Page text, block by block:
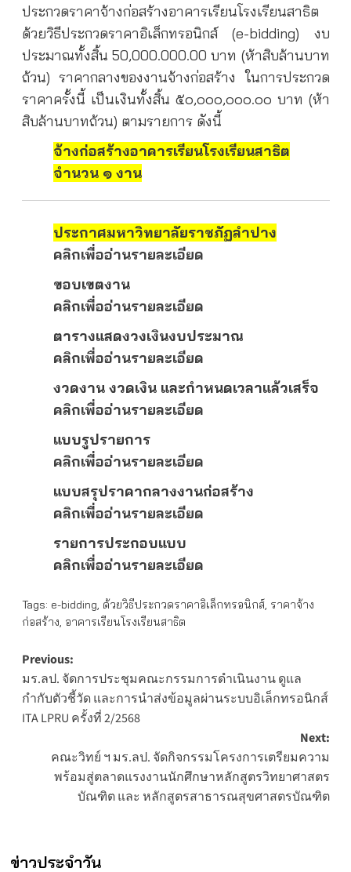
ประกวดราคาจ้างก่อสร้างอาคารเรียนโรงเรียนสาธิต
ด้วยวิธีประกวดราคาอิเล็กทรอนิกส์ (e-bidding) งบ
ประมาณทั้งสิ้น 50,000.000.00 บาท (ห้าสิบล้านบาท
ถ้วน) ราคากลางของงานจ้างก่อสร้าง ในการประกวด
ราคาครั้งนี้ เป็นเงินทั้งสิ้น ๕๐,๐๐๐,๐๐๐.๐๐ บาท (ห้า
สิบล้านบาทถ้วน) ตามรายการ ดังนี้
จ้างก่อสร้างอาคารเรียนโรงเรียนสาธิต
จำนวน ๑ งาน
ประกาศมหาวิทยาลัยราชภัฏลำปาง
คลิกเพื่ออ่านรายละเอียด
ขอบเขตงาน
คลิกเพื่ออ่านรายละเอียด
ตารางแสดงวงเงินงบประมาณ
คลิกเพื่ออ่านรายละเอียด
งวดงาน งวดเงิน และกำหนดเวลาแล้วเสร็จ
คลิกเพื่ออ่านรายละเอียด
แบบรูปรายการ
คลิกเพื่ออ่านรายละเอียด
แบบสรุปราคากลางงานก่อสร้าง
คลิกเพื่ออ่านรายละเอียด
รายการประกอบแบบ
คลิกเพื่ออ่านรายละเอียด
Tags: e-bidding, ด้วยวิธีประกวดราคาอิเล็กทรอนิกส์, ราคาจ้าง
ก่อสร้าง, อาคารเรียนโรงเรียนสาธิต
Post
navigation
Previous:
มร.ลป. จัดการประชุมคณะกรรมการดำเนินงาน ดูแล
กำกับตัวชี้วัด และการนำส่งข้อมูลผ่านระบบอิเล็กทรอนิกส์
ITA LPRU ครั้งที่ 2/2568
Next:
คณะวิทย์ ฯ มร.ลป. จัดกิจกรรมโครงการเตรียมความ
พร้อมสู่ตลาดแรงงานนักศึกษาหลักสูตรวิทยาศาสตร
บัณฑิต และ หลักสูตรสาธารณสุขศาสตรบัณฑิต
ข่าวประจำวัน